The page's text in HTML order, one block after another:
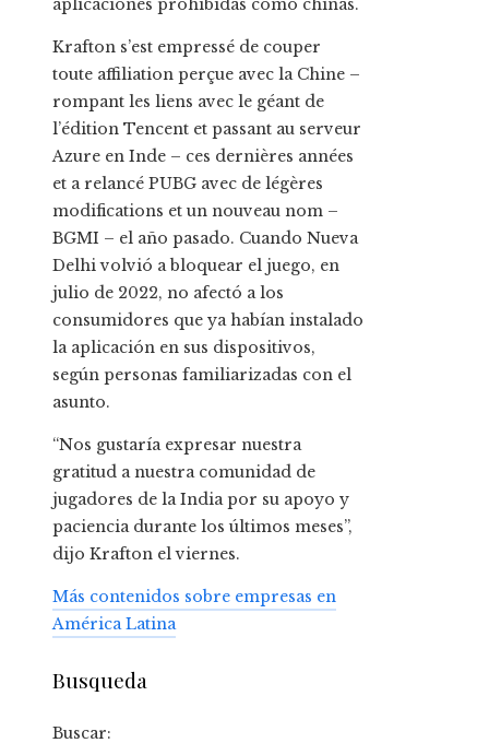
aplicaciones prohibidas como chinas.
Krafton s’est empressé de couper
toute affiliation perçue avec la Chine –
rompant les liens avec le géant de
l’édition Tencent et passant au serveur
Azure en Inde – ces dernières années
et a relancé PUBG avec de légères
modifications et un nouveau nom –
BGMI – el año pasado. Cuando Nueva
Delhi volvió a bloquear el juego, en
julio de 2022, no afectó a los
consumidores que ya habían instalado
la aplicación en sus dispositivos,
según personas familiarizadas con el
asunto.
“Nos gustaría expresar nuestra
gratitud a nuestra comunidad de
jugadores de la India por su apoyo y
paciencia durante los últimos meses”,
dijo Krafton el viernes.
Más contenidos sobre empresas en
América Latina
Busqueda
Buscar: